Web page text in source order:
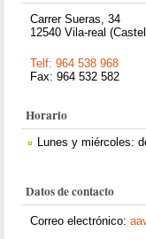
Carrer Sueras, 34
12540 Vila-real
Telf: 964 538 968
Fax: 964 532 582
Horario
Lunes y miércoles:
Datos de contacto
Correo electrónico: